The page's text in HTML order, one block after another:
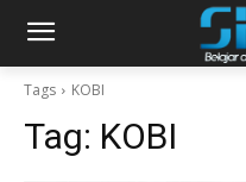
Tags KOBI
Tag: KOBI